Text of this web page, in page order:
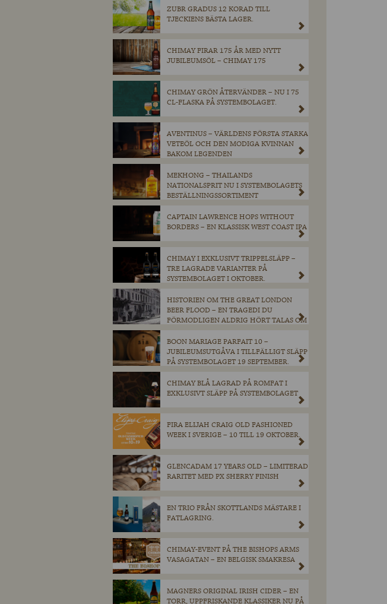
ZUBR GRADUS 12 KORAD TILL
TJECKIENS BÄSTA LAGER.
CHIMAY FIRAR 175 ÅR MED NYTT
JUBILEUMSÖL – CHIMAY 175
CHIMAY GRÖN ÅTERVÄNDER – NU I 75
CL-FLASKA PÅ SYSTEMBOLAGET.
AVENTINUS – VÄRLDENS FÖRSTA STARKA
VETEÖL OCH DEN MODIGA KVINNAN
BAKOM LEGENDEN
MEKHONG – THAILANDS
NATIONALSPRIT NU I SYSTEMBOLAGETS
BESTÄLLNINGSSORTIMENT
CAPTAIN LAWRENCE HOPS WITHOUT
BORDERS – EN KLASSISK WEST COAST IPA
CHIMAY I EXKLUSIVT TRIPPELSLÄPP –
TRE LAGRADE VARIANTER PÅ
SYSTEMBOLAGET I OKTOBER.
HISTORIEN OM THE GREAT LONDON
BEER FLOOD – EN TRAGEDI DU
FÖRMODLIGEN ALDRIG HÖRT TALAS OM
BOON MARIAGE PARFAIT 10 –
JUBILEUMSUTGÅVA I TILLFÄLLIGT SLÄPP
PÅ SYSTEMBOLAGET 19 SEPTEMBER.
CHIMAY BLÅ LAGRAD PÅ ROMFAT I
EXKLUSIVT SLÄPP PÅ SYSTEMBOLAGET
FIRA ELIJAH CRAIG OLD FASHIONED
WEEK I SVERIGE – 10 TILL 19 OKTOBER.
GLENCADAM 17 YEARS OLD – LIMITERAD
RARITET MED PX SHERRY FINISH
EN TRIO FRÅN SKOTTLANDS MÄSTARE I
FATLAGRING.
CHIMAY-EVENT PÅ THE BISHOPS ARMS
VASAGATAN – EN BELGISK SMAKRESA
MAGNERS ORIGINAL IRISH CIDER – EN
TORR, UPPFRISKANDE KLASSIKER NU PÅ